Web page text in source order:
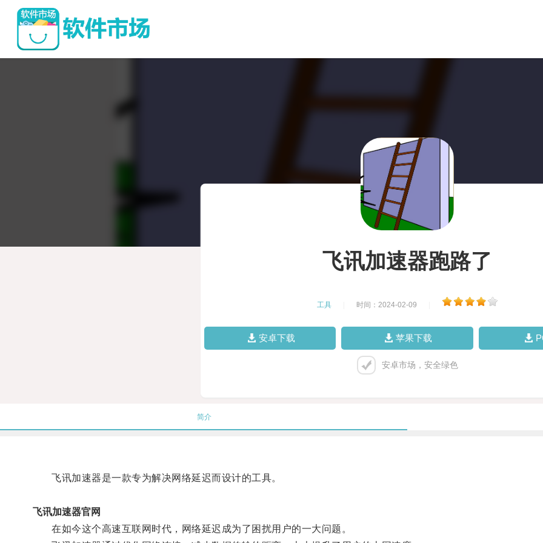
飞讯加速器跑路了
工具 时间：2024-02-09
安卓下载 苹果下载
安卓市场，安全绿色
简介
飞讯加速器是一款专为解决网络延迟而设计的工具。
飞讯加速器官网
在如今这个高速互联网时代，网络延迟成为了困扰用户的一大问题。